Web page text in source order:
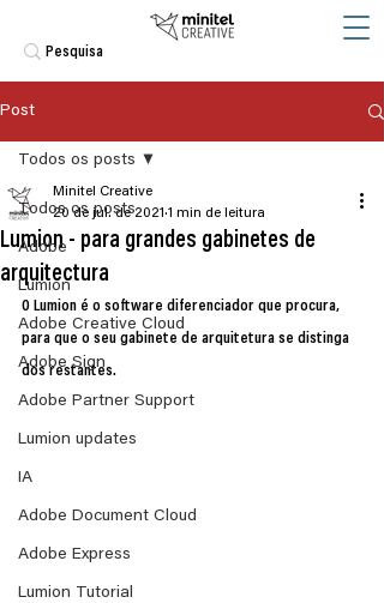
Post
Todos os posts
Adobe
Lumion
Adobe Creative Cloud
Adobe Sign
Adobe Partner Support
Lumion updates
IA
Adobe Document Cloud
Adobe Express
Lumion Tutorial
Todos os posts
Lumion - para grandes gabinetes de
arquitectura
Minitel Creative
20 de jul. de 2021 1 min de leitura
O Lumion é o software diferenciador que procura,
para que o seu gabinete de arquitetura se distinga
dos restantes.